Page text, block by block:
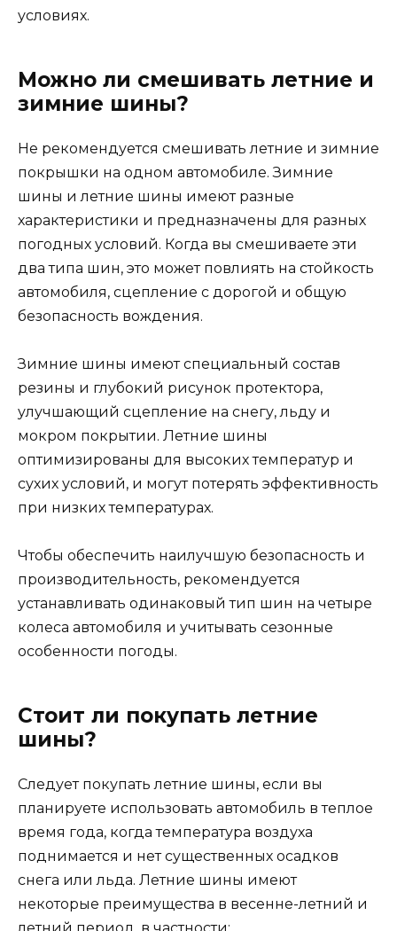
условиях.
Можно ли смешивать летние и
зимние шины?
Не рекомендуется смешивать летние и зимние
покрышки на одном автомобиле. Зимние
шины и летние шины имеют разные
характеристики и предназначены для разных
погодных условий. Когда вы смешиваете эти
два типа шин, это может повлиять на стойкость
автомобиля, сцепление с дорогой и общую
безопасность вождения.
Зимние шины имеют специальный состав
резины и глубокий рисунок протектора,
улучшающий сцепление на снегу, льду и
мокром покрытии. Летние шины
оптимизированы для высоких температур и
сухих условий, и могут потерять эффективность
при низких температурах.
Чтобы обеспечить наилучшую безопасность и
производительность, рекомендуется
устанавливать одинаковый тип шин на четыре
колеса автомобиля и учитывать сезонные
особенности погоды.
Стоит ли покупать летние
шины?
Следует покупать летние шины, если вы
планируете использовать автомобиль в теплое
время года, когда температура воздуха
поднимается и нет существенных осадков
снега или льда. Летние шины имеют
некоторые преимущества в весенне-летний и